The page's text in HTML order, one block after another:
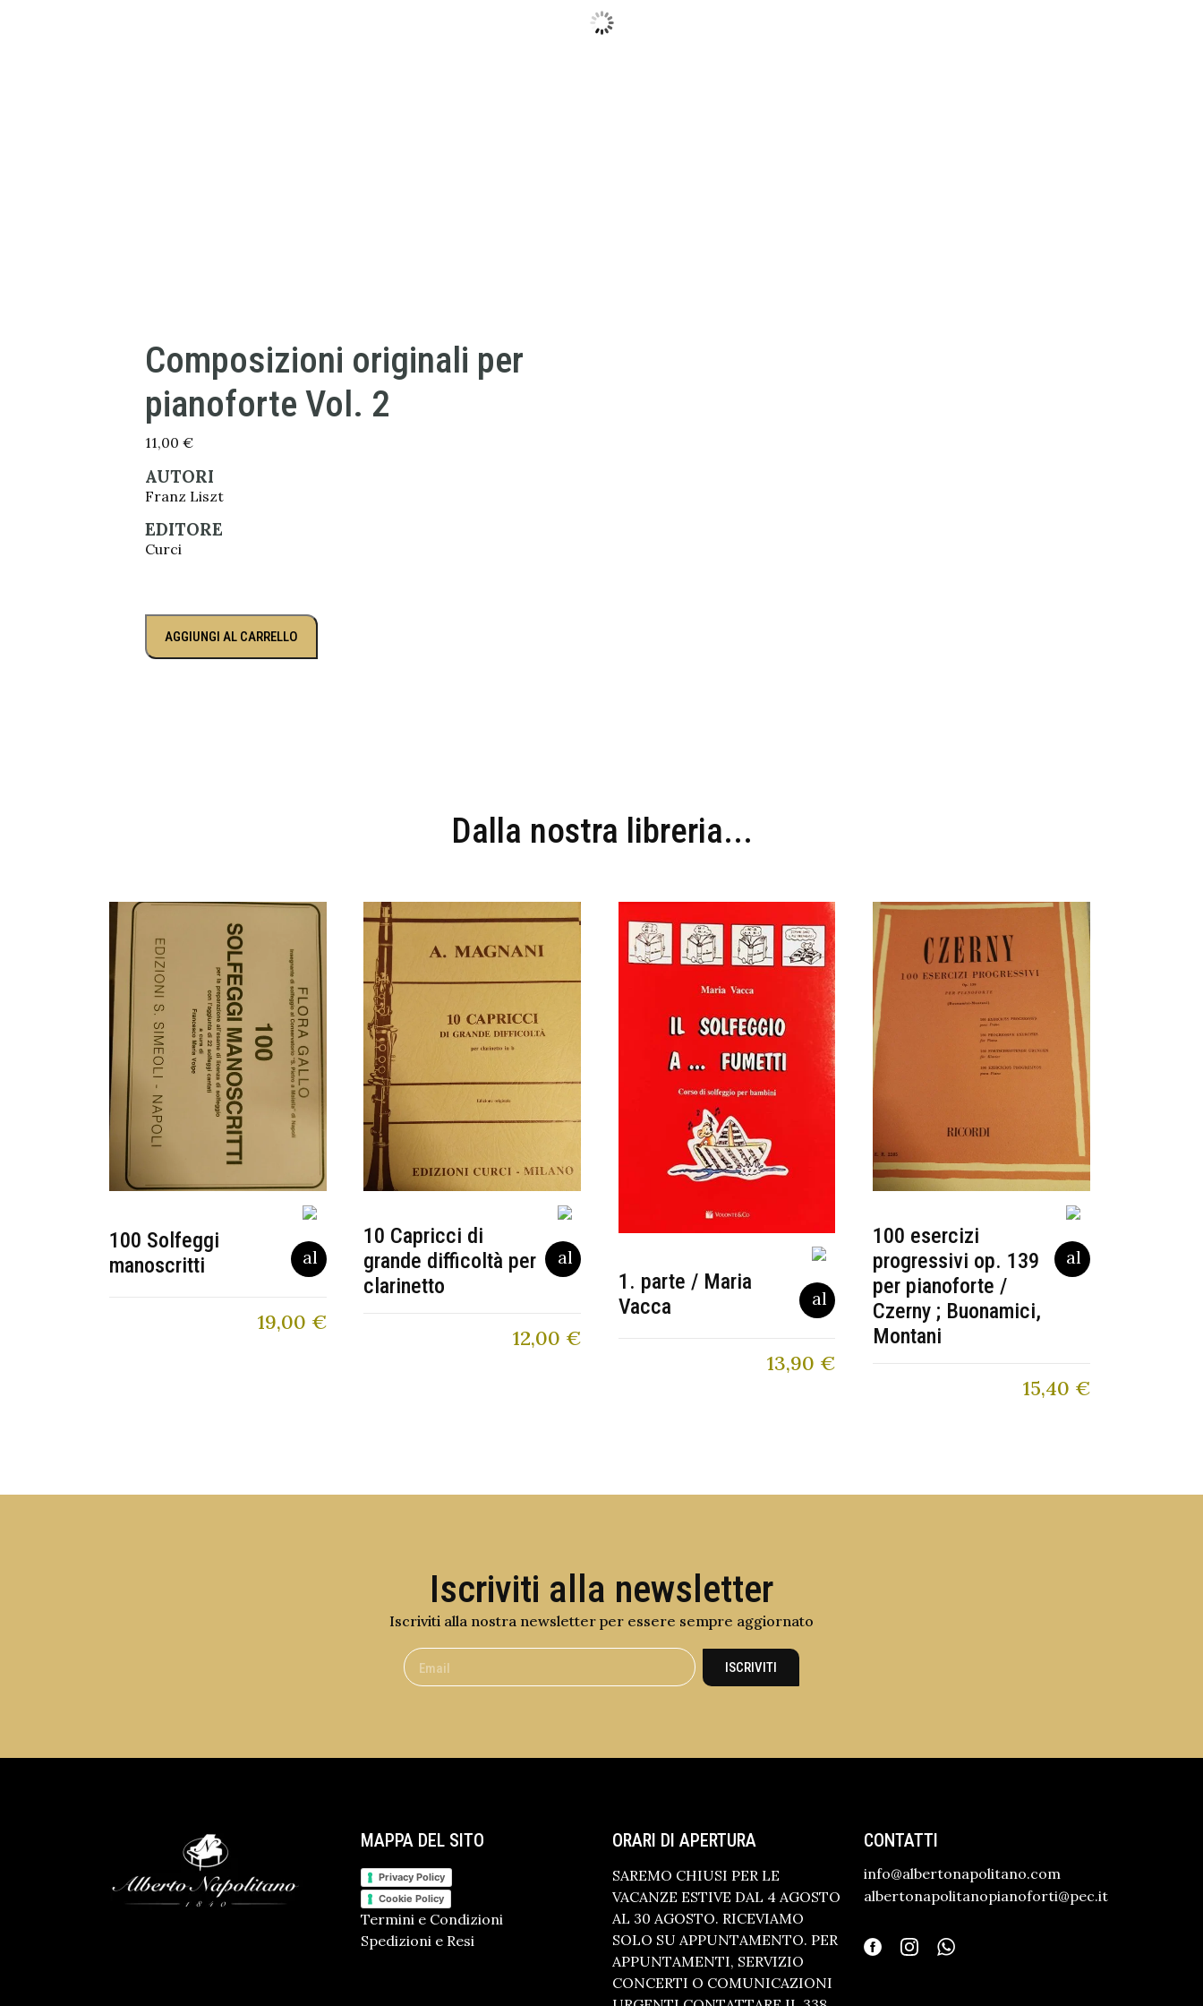
Composizioni originali per
pianoforte Vol. 2
11,00 €
AUTORI
Franz Liszt
EDITORE
Curci
AGGIUNGI AL CARRELLO
Dalla nostra libreria...
100 Solfeggi
manoscritti
19,00 €
10 Capricci di
grande difficoltà per
clarinetto
12,00 €
1. parte / Maria
Vacca
13,90 €
100 esercizi
progressivi op. 139
per pianoforte /
Czerny ; Buonamici,
Montani
15,40 €
Iscriviti alla newsletter
Iscriviti alla nostra newsletter per essere sempre aggiornato
ISCRIVITI
MAPPA DEL SITO
Privacy Policy
Cookie Policy
Termini e Condizioni
Spedizioni e Resi
ORARI DI APERTURA
SAREMO CHIUSI PER LE
VACANZE ESTIVE DAL 4 AGOSTO
AL 30 AGOSTO. RICEVIAMO
SOLO SU APPUNTAMENTO. PER
APPUNTAMENTI, SERVIZIO
CONCERTI O COMUNICAZIONI
CONTATTI
info@albertonapolitano.com
albertonapolitanopianoforti@pec.it